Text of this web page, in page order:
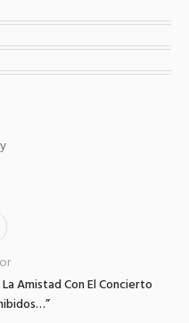
Amistad Con El Concierto